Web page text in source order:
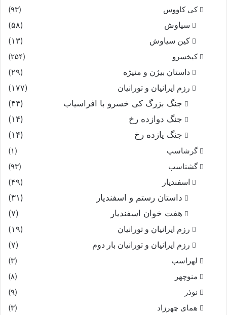
کی کاووس
(۹۳)
سیاوش
(۵۸)
کین سیاوش
(۱۳)
کیخسرو
(۲۵۴)
داستان بیژن و منیژه
(۲۹)
رزم ایرانیان و تورانیان
(۱۷۷)
جنگ بزرگ کی خسرو با افراسیاب
(۴۴)
جنگ دوازده رخ
(۱۴)
جنگ یازده رخ
(۱۴)
گرشاسپ
(۱)
گشتاسب
(۹۳)
اسفندیار
(۴۹)
داستان رستم و اسفندیار
(۳۱)
هفت خوان اسفندیار
(۷)
رزم ایرانیان و تورانیان
(۱۹)
رزم ایرانیان و تورانیان بار دوم
(۷)
لهراسب
(۳)
منوچهر
(۸)
نوذر
(۹)
هماى چهرزاد
(۳)